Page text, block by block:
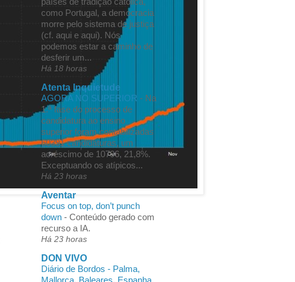
como Portugal, a democracia
morre pelo sistema de justiça
(cf. aqui e aqui). Nós
podemos estar a caminho de
desferir um...
Há 18 horas
Atenta Inquietude
AGORA NO SUPERIOR - Na
1.ª fase do processo de
candidatura ao ensino
superior foram contabilizadas
60391 candidaturas, um
acréscimo de 10796, 21,8%.
Exceptuando os atípicos...
Há 23 horas
Aventar
Focus on top, don’t punch
down - Conteúdo gerado com
recurso a IA.
Há 23 horas
DON VIVO
Diário de Bordos - Palma,
Mallorca, Baleares, Espanha,